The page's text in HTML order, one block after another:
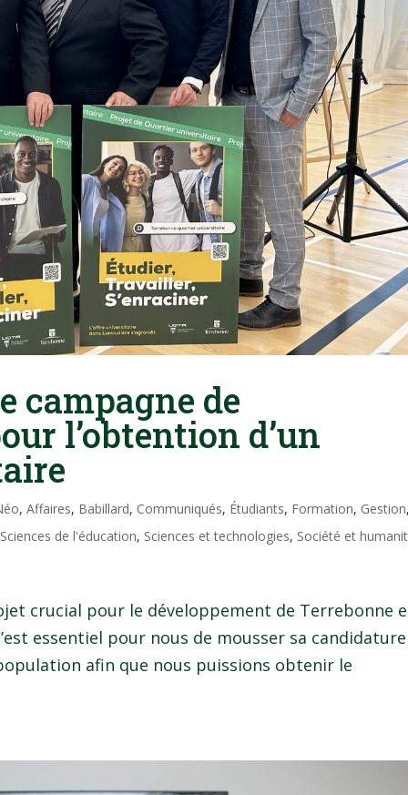
campagne de
l’obtention d’un
,Affaires, Babillard, Communiqués, Étudiants, Formation, Gestion
Sciences de l'éducation, Sciences et technologies, Société et
crucial pour le développement de Terrebonne
essentiel pour nous de mousser sa candidature
afin que nous puissions obtenir le